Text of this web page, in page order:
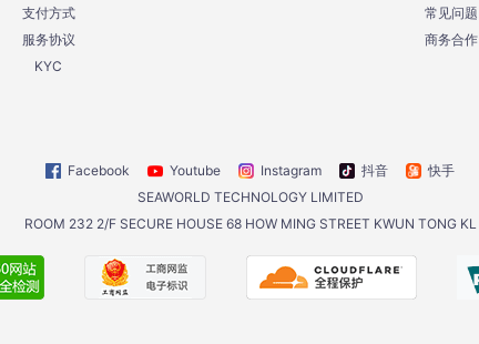
支付方式
服务协议
KYC
常见问题
商务合作
Facebook Youtube Instagram 抖音
快手
SEAWORLD TECHNOLOGY LIMITED
ROOM 232 2/F SECURE HOUSE 68 HOW MING STREET KWUN TONG KL